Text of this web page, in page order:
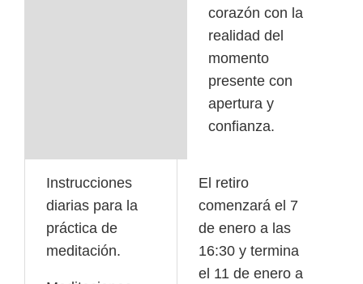
corazón con la
realidad del
momento
presente con
apertura y
confianza.
Instrucciones
diarias para la
práctica de
meditación.
El retiro
comenzará el 7
de enero a las
16:30 y termina
el 11 de enero a